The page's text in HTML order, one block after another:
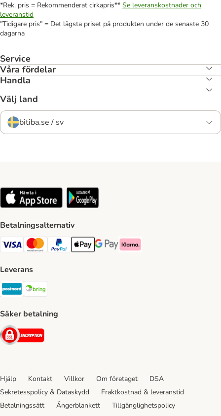
*Rek. pris = Rekommenderat cirkapris** Se leveranskostnader och
leveranstid
"Tidigare pris" = Det lägsta priset på produkten under de senaste 30
dagarna
Service
Våra fördelar
Handla
Välj land
bitiba.se / sv
Betalningsalternativ
VISA Payment Method
Mastercard Payment Method
Paypal Payment Method
Apple Pay Payment Method
Google Pay Payment Method
Klarna Payment Method
Leverans
Postnord Shipping Method
Säker betalning
Security
Hjälp Kontakt Villkor Om företaget
DSA
Sekretesspolicy & Dataskydd
Fraktkostnad & leveranstid
Betalningssätt
Ångerblankett Tillgänglighetspolicy